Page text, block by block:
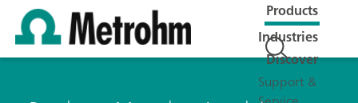
Products
Industries
Discover
Support &